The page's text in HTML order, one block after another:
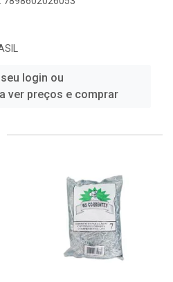
login ou
ver preços e comprar